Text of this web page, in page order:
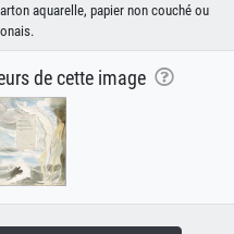
aquarelle, papier non couché ou
de cette image